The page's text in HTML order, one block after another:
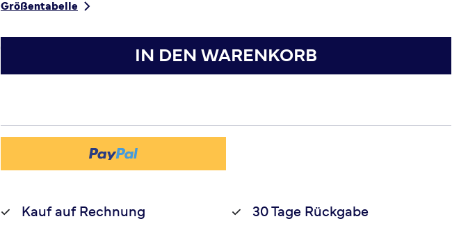
Größentabelle
IN DEN WARENKORB
Kauf auf Rechnung 30 Tage Rückgabe